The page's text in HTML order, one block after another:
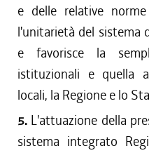
e delle relative
l'unitarietà del sistema
e favorisce la
istituzionali e quella
locali, la Regione e lo
5. L'attuazione della
sistema integrato